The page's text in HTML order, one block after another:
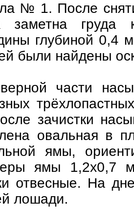
№ 1. После
заметна груда
глубиной 0,4
были найдены
части
зачистки
овальная в
ямы,
ямы 1,2х0,7
отвесные. На
лошади.